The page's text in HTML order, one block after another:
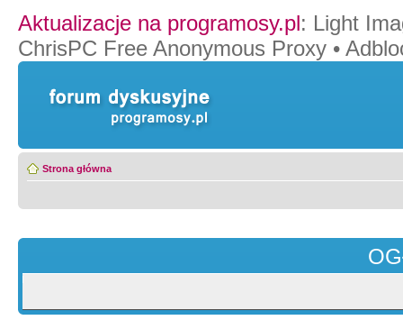
Aktualizacje na programosy.pl: Light
ChrisPC Free Anonymous Proxy •
Strona główna